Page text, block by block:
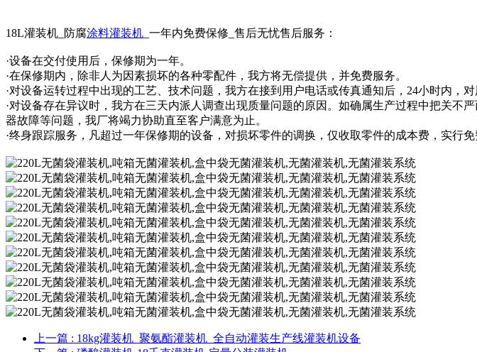
18L灌装机_防腐涂料灌装机 _一年内免费保修_售后无忧售后服务：
·设备在交付使用后，保修期为一年。
·在保修期内，除非人为因素损坏的各种零配件，我方将无偿提供，并免费服务。
·对设备运转过程中出现的工艺、技术问题，我方在接到用户电话或传真通知后，24小时内，对
·对设备存在异议时，我方在三天内派人调查出现质量问题的原因。如确属生产过程中把关
器故障等问题，我厂将竭力协助直至客户满意为止。
·终身跟踪服务，凡超过一年保修期的设备，对损坏零件的调换，仅收取零件的成本费，实行
上一篇 : 18kg灌装机_聚氨酯灌装机_全自动灌装生产线灌装机设备